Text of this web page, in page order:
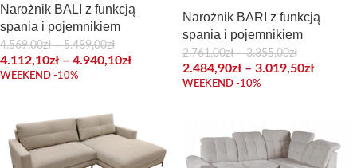
Narożnik BALI z funkcją
spania i pojemnikiem
4.569,00zł – 5.489,00zł
4.112,10zł – 4.940,10zł
WEEKEND -10%
Narożnik BARI z funkcją
spania i pojemnikiem
2.761,00zł – 3.355,00zł
2.484,90zł – 3.019,50zł
WEEKEND -10%